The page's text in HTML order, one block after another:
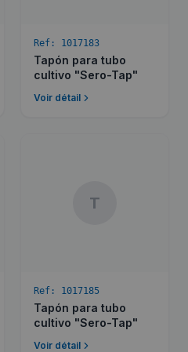
Ref: 1017183
Tapón para tubo
cultivo "Sero-Tap"
Voir détail
T
Ref: 1017185
Tapón para tubo
cultivo "Sero-Tap"
Voir détail